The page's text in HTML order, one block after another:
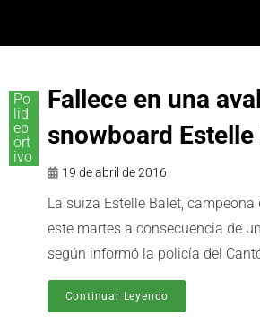
Po
lid
ep
ort
ivo
Fallece en una
snowboard Estelle
19 de abril de 2016
La suiza Estelle Balet,
este martes a consecuencia de
según informó la policía del
Continuar Leyendo